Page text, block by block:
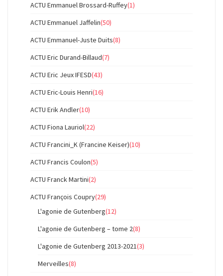
ACTU Emmanuel Brossard-Ruffey(1)
ACTU Emmanuel Jaffelin(50)
ACTU Emmanuel-Juste Duits(8)
ACTU Eric Durand-Billaud(7)
ACTU Eric Jeux IFESD(43)
ACTU Eric-Louis Henri(16)
ACTU Erik Andler(10)
ACTU Fiona Lauriol(22)
ACTU Francini_K (Francine Keiser)(10)
ACTU Francis Coulon(5)
ACTU Franck Martini(2)
ACTU François Coupry(29)
L'agonie de Gutenberg(12)
L'agonie de Gutenberg – tome 2(8)
L'agonie de Gutenberg 2013-2021(3)
Merveilles(8)